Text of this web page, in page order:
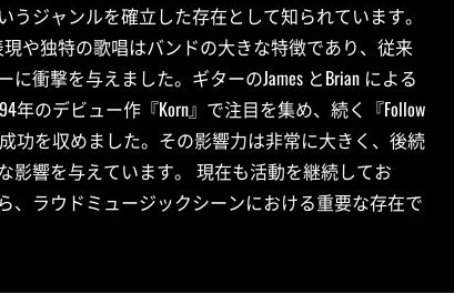
ジャンルを確立した存在として知られています。
現や独特の歌唱はバンドの大きな特徴であり、従来
衝撃を与えました。ギターのJames とBrian による
のデビュー作『Korn』で注目を集め、続く『Follow
功を収めました。その影響力は非常に大きく、後続
影響を与えています。 現在も活動を継続してお
、ラウドミュージックシーンにおける重要な存在で